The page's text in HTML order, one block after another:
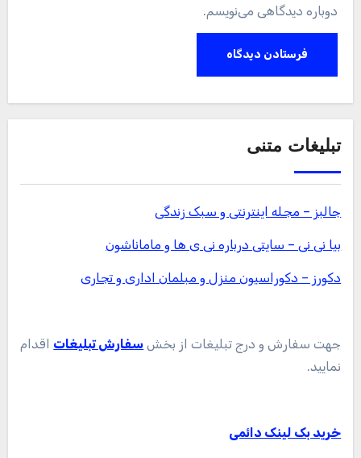
دوباره دیدگاهی می‌نویسم.
تبلیغات متنی
جالبز – مجله اینترنتی و سبک زندگی
بیا نی نی – سایتی درباره نی ی ها و ماماناشون
دکورز – دکوراسیون منزل و مبلمان اداری و تجاری
جهت سفارش و درج تبلیغات از بخش سفارش تبلیغات اقدام
نمایید.
خرید بک لینک دائمی